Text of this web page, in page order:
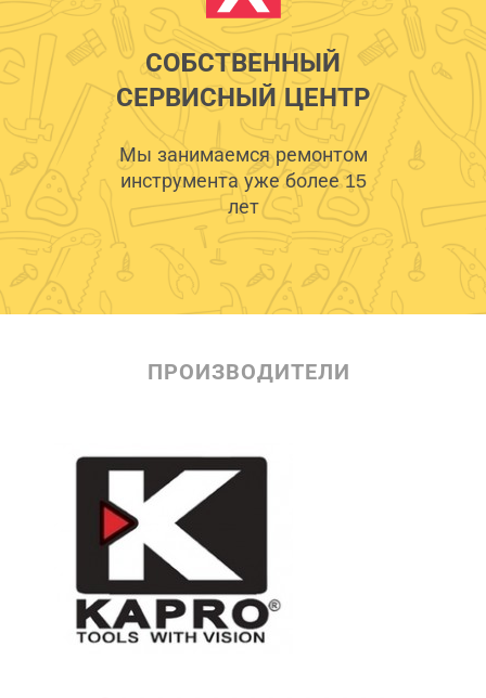
СОБСТВЕННЫЙ
СЕРВИСНЫЙ ЦЕНТР
Мы занимаемся ремонтом
инструмента уже более 15
лет
ПРОИЗВОДИТЕЛИ